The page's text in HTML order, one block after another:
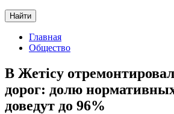
Найти
Главная
Общество
В Жетісу
дорог: долю
доведут до 96%